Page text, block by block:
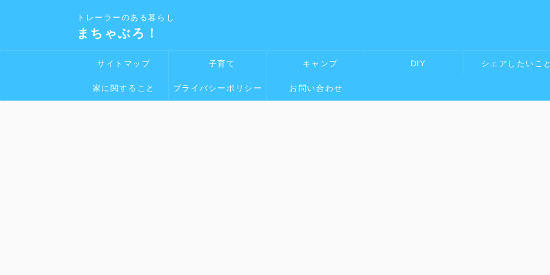
トレーラーのある暮らし
まちゃぶろ！
サイトマップ 子育て キャンプ DIY シェアしたいこと
家に関すること プライバシーポリシー お問い合わせ